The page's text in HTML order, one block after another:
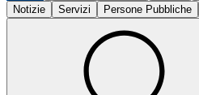
Notizie
Servizi Persone Pubbliche